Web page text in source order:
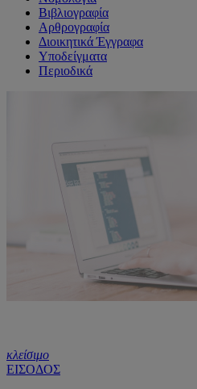
Βιβλιογραφία
Αρθρογραφία
Διοικητικά Έγγραφα
Υποδείγματα
Περιοδικά
κλείσιμο
ΕΙΣΟΔΟΣ